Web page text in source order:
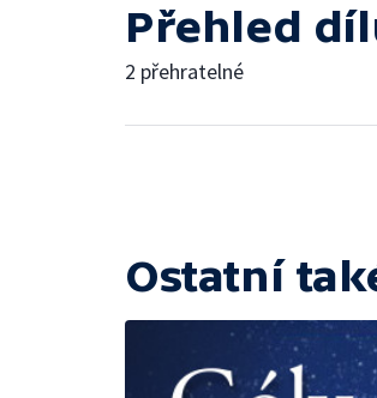
Přehled
2 přehratelné
Ostatní